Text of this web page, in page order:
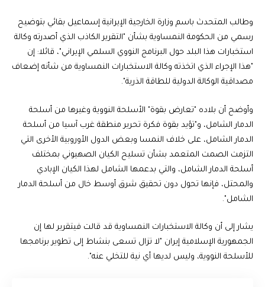
وطالب المتحدث باسم وزارة الخارجية الإيرانية إسماعيل بقائي بتوضيح
رسمي من الحكومة النمساوية بشأن "التقرير الكاذب الذي أصدرته وكالة
استخبارات هذا البلد حول البرنامج النووي السلمي الإيراني"، قائلا: إن
"هذا الإجراء الذي اتخذته وكالة الاستخبارات النمساوية من شأنه إضعاف
مصداقية الوكالة الدولية للطاقة الذرية".
وأوضح أن بلاده "تعارض بقوة" الأسلحة النووية وغيرها من أسلحة
الدمار الشامل، و"تؤيد بقوة فكرة تحرير منطقة غرب آسيا من أسلحة
الدمار الشامل، على خلاف النمسا وبعض الدول الأوروبية الأخرى التي
التزمت الصمت المتعمد بشأن تسليح الكيان الصهيوني بمختلف
أسلحة الدمار الشامل، والتي بدعمها الشامل لهذا الكيان الإبادي
والمحتل، فإنها تحول دون تحقيق شرق أوسط خال من أسلحة الدمار
الشامل".
يشار إلى أن وكالة الاستخبارات النمساوية قد قالت فيتقرير لها إن
الجمهورية الإسلامية إيران "لا تزال تسعى بنشاط إلى تطوير برنامجها
للأسلحة النووية، وليس لديها أي نية للتخلي عنه".